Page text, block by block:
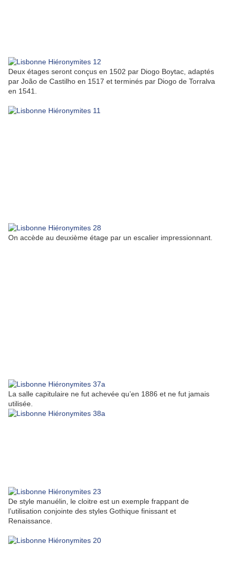
Deux étages seront conçus en 1502 par Diogo Boytac, adaptés
par João de Castilho en 1517 et terminés par Diogo de Torralva
en 1541.
On accède au deuxième étage par un escalier impressionnant.
La salle capitulaire ne fut achevée qu’en 1886 et ne fut jamais
utilisée.
De style manuélin, le cloitre est un exemple frappant de
l’utilisation conjointe des styles Gothique finissant et
Renaissance.